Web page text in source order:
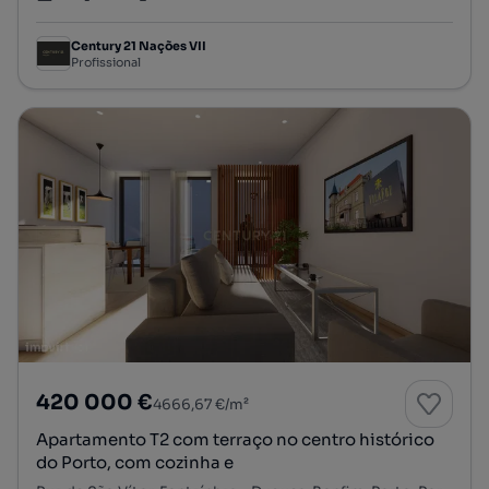
Century 21 Nações VII
Profissional
420 000 €4666,67 €/m²
Apartamento T2 com terraço no centro histórico
do Porto, com cozinha e